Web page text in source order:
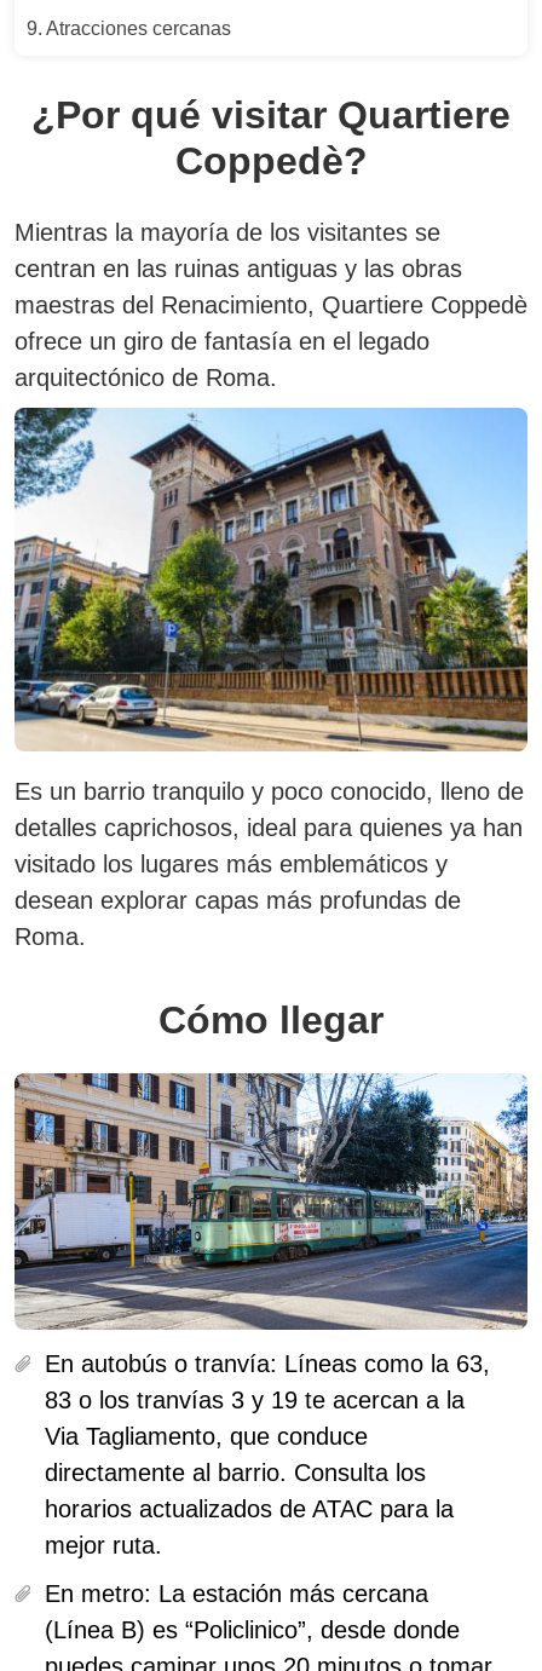
Atracciones cercanas
¿Por qué visitar Quartiere
Coppedè?
Mientras la mayoría de los visitantes se
centran en las ruinas antiguas y las obras
maestras del Renacimiento, Quartiere Coppedè
ofrece un giro de fantasía en el legado
arquitectónico de Roma.
Es un barrio tranquilo y poco conocido, lleno de
detalles caprichosos, ideal para quienes ya han
visitado los lugares más emblemáticos y
desean explorar capas más profundas de
Roma.
Cómo llegar
En autobús o tranvía: Líneas como la 63,
83 o los tranvías 3 y 19 te acercan a la
Via Tagliamento, que conduce
directamente al barrio. Consulta los
horarios actualizados de ATAC para la
mejor ruta.
En metro: La estación más cercana
(Línea B) es “Policlinico”, desde donde